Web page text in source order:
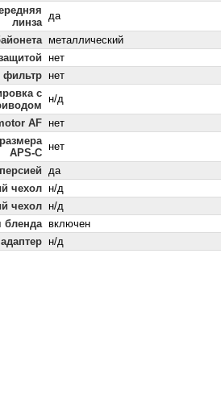
линза
да
металлический
нет
нет
с н/д
AF нет
APS-C
нет
да
чехол н/д
чехол
н/д
бленда включен
н/д